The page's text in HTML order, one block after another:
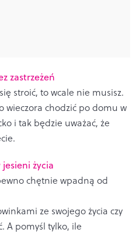
zastrzeżeń
stroić, to wcale nie musisz.
wieczora chodzić po domu w
i tak będzie uważać, że
życia
chętnie wpadną od
ze swojego życia czy
A pomyśl tylko, ile